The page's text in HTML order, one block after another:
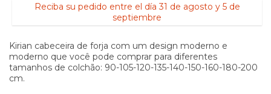
Reciba su pedido entre el día 31 de agosto y 5 de
septiembre
Kirian cabeceira de forja com um design moderno e
moderno que você pode comprar para diferentes
tamanhos de colchão: 90-105-120-135-140-150-160-180-200
cm.